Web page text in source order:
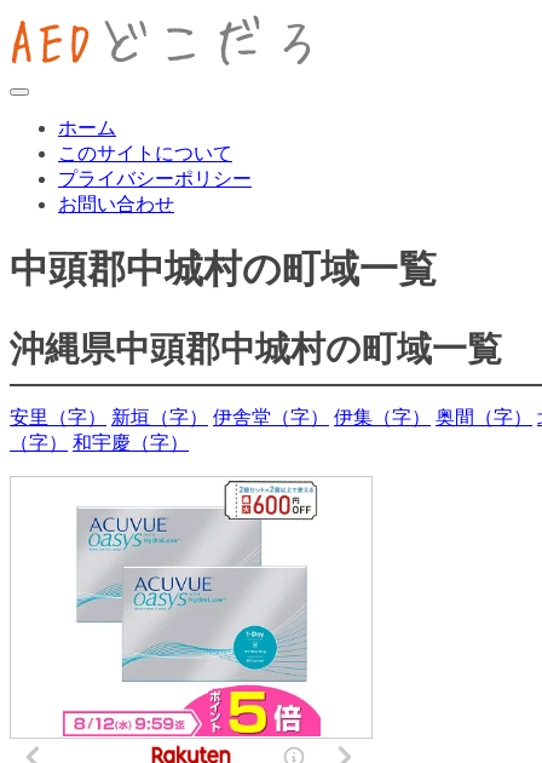
ホーム
このサイトについて
プライバシーポリシー
お問い合わせ
中頭郡中城村の町域一覧
沖縄県中頭郡中城村の町域一覧
安里（字） 新垣（字） 伊舎堂（字） 伊集（字） 奥間（字）
（字）
和宇慶（字）